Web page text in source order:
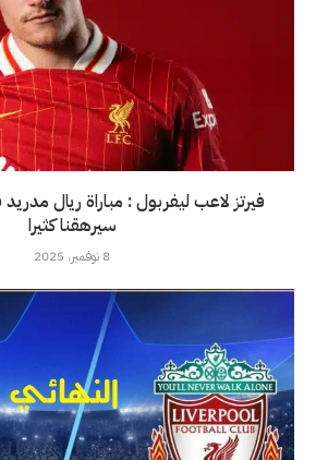
فيرتز لاعب ليفربول : مباراة ريال
سيرهقنا كثيرا
8 نوفمبر، 2025